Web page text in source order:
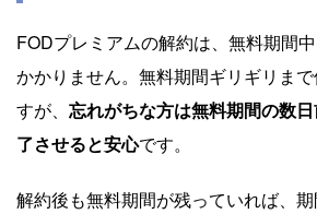
FODプレミアムの解約は、無料期間
かかりません。無料期間ギリギリま
すが、 忘れがちな方は無料期間の数
了させると安心です。
解約後も無料期間が残っていれば、